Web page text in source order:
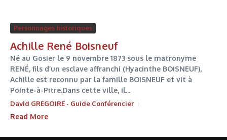
Personnages historiques
Achille René Boisneuf
Né au Gosier le 9 novembre 1873 sous le matronyme
RENÉ, fils d’un esclave affranchi (Hyacinthe BOISNEUF),
Achille est reconnu par la famille BOISNEUF et vit à
Pointe-à-Pitre.Dans cette ville, il...
David GREGOIRE - Guide Conférencier
Read More